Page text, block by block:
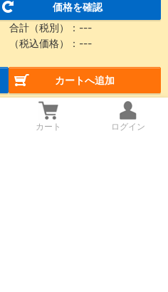
価格を確認
合計（税別）： ---
（税込価格）： ---
カートへ追加
カート ログイン